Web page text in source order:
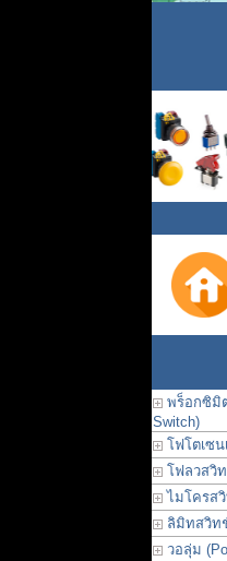
พร็อกซิมิ
Switch)
โฟโตเซน
โฟลวสวิท
ไมโครสวิ
ลิมิทสวิทช์
วอลุ่ม